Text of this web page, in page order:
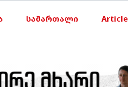
სამართალი